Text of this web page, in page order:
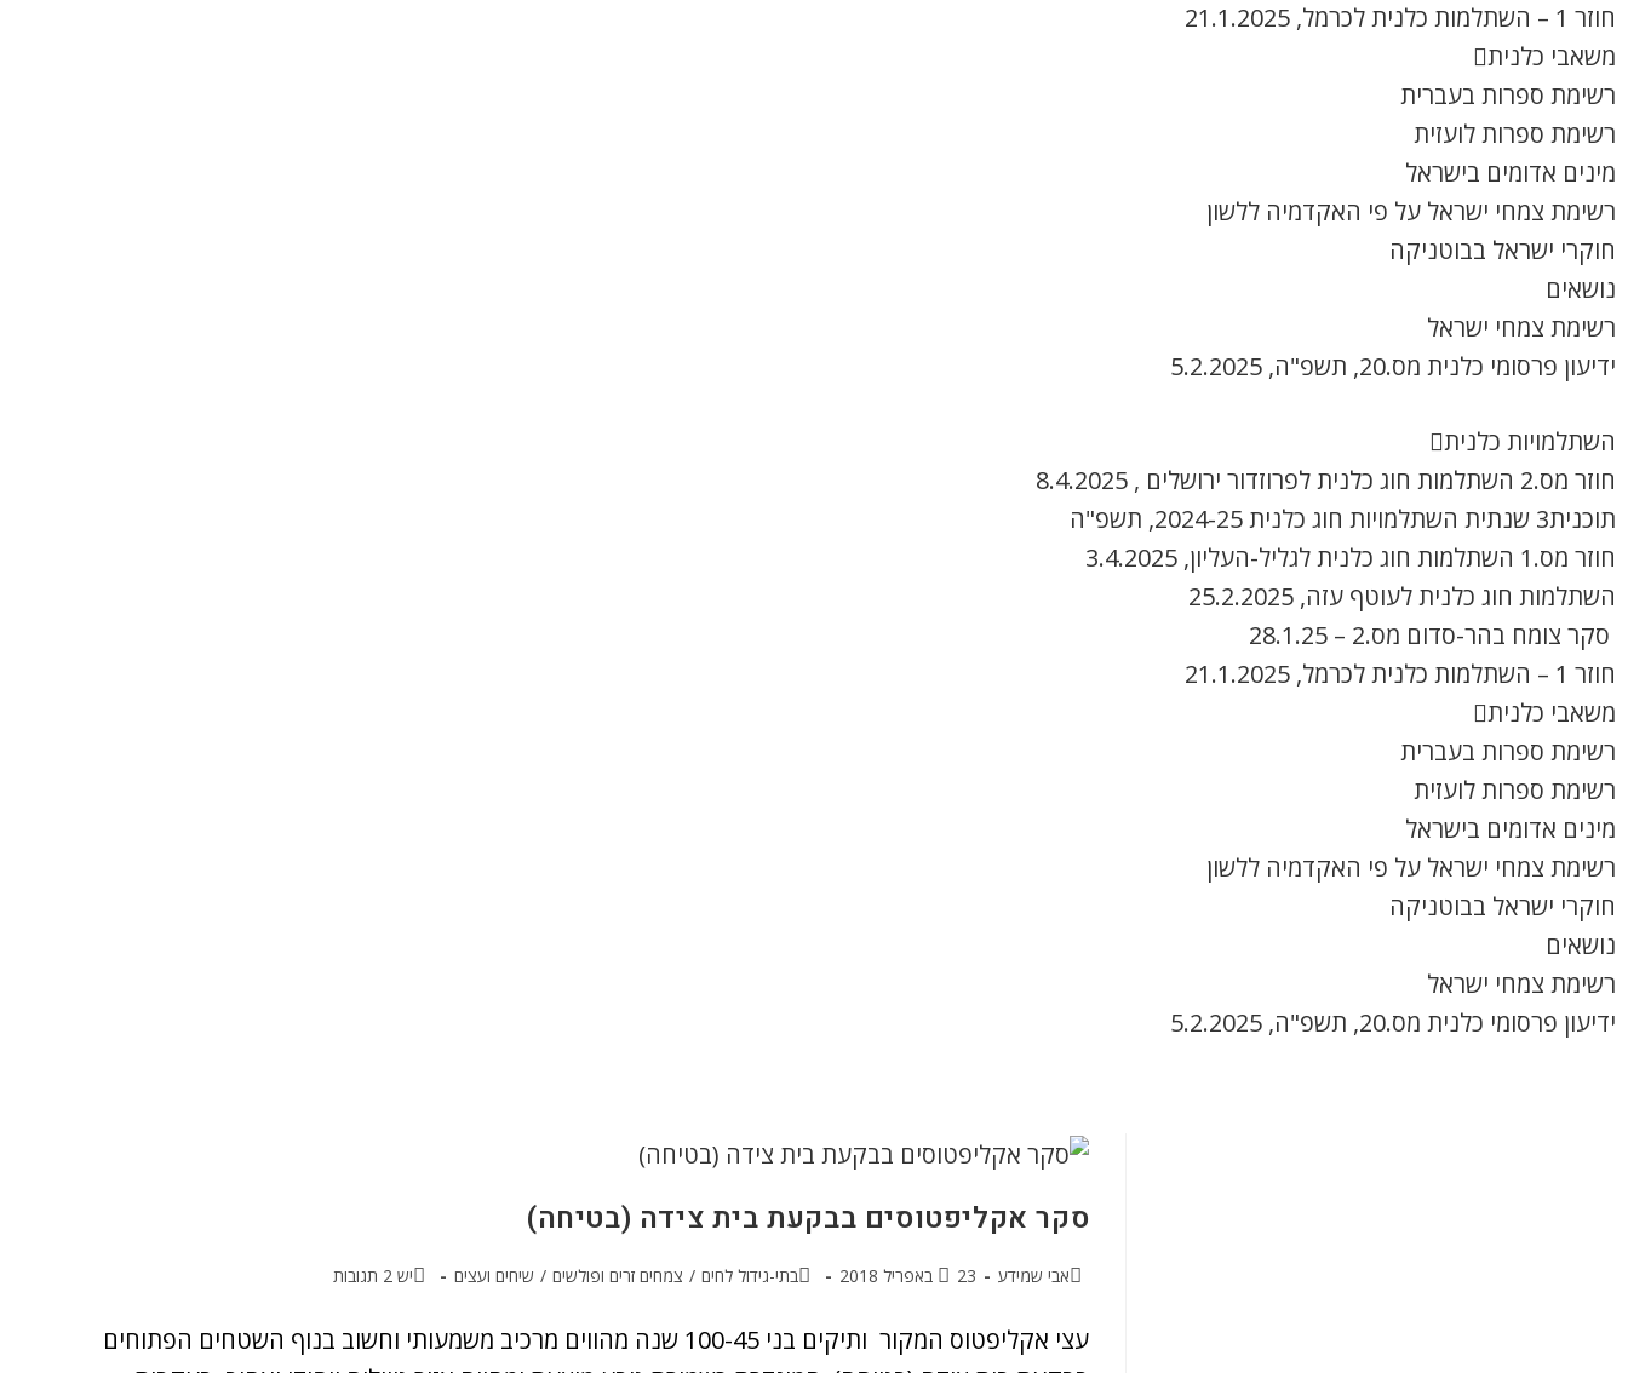
חוזר 1 – השתלמות כלנית לכרמל, 21.1.2025
משאבי כלנית
רשימת ספרות בעברית
רשימת ספרות לועזית
מינים אדומים בישראל
רשימת צמחי ישראל על פי האקדמיה ללשון
חוקרי ישראל בבוטניקה
נושאים
רשימת צמחי ישראל
ידיעון פרסומי כלנית מס.20, תשפ"ה, 5.2.2025
השתלמויות כלנית
חוזר מס.2 השתלמות חוג כלנית לפרוזדור ירושלים , 8.4.2025
תוכנית3 שנתית השתלמויות חוג כלנית 2024-25, תשפ"ה
חוזר מס.1 השתלמות חוג כלנית לגליל-העליון, 3.4.2025
השתלמות חוג כלנית לעוטף עזה, 25.2.2025
סקר צומח בהר-סדום מס.2 – 28.1.25
חוזר 1 – השתלמות כלנית לכרמל, 21.1.2025
משאבי כלנית
רשימת ספרות בעברית
רשימת ספרות לועזית
מינים אדומים בישראל
רשימת צמחי ישראל על פי האקדמיה ללשון
חוקרי ישראל בבוטניקה
נושאים
רשימת צמחי ישראל
ידיעון פרסומי כלנית מס.20, תשפ"ה, 5.2.2025
סקר אקליפטוסים בבקעת בית צידה (בטיחה)
אבי שמידע 23 באפריל 2018 בתי-גידול לחים / צמחים זרים ופולשים / שיחים ועצים יש 2 תגובות
עצי אקליפטוס המקור ותיקים בני 100-45 שנה מהווים מרכיב משמעותי וחשוב בנוף השטחים הפתוחים